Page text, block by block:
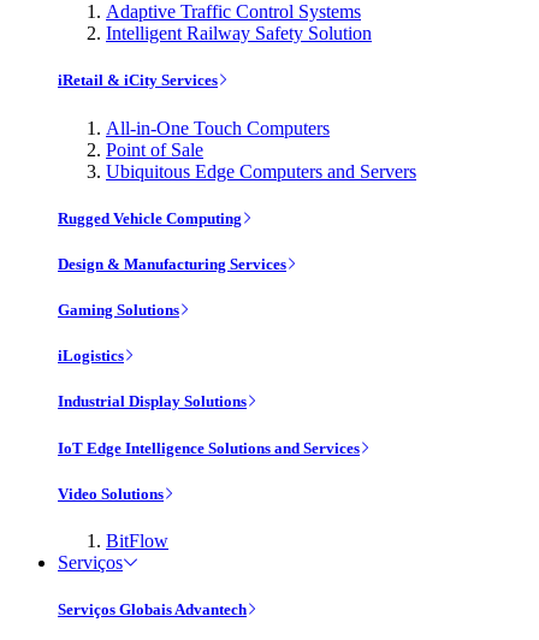
Adaptive Traffic Control Systems
Intelligent Railway Safety Solution
iRetail & iCity Services
All-in-One Touch Computers
Point of Sale
Ubiquitous Edge Computers and Servers
Rugged Vehicle Computing
Design & Manufacturing Services
Gaming Solutions
iLogistics
Industrial Display Solutions
IoT Edge Intelligence Solutions and Services
Video Solutions
BitFlow
Serviços
Serviços Globais Advantech